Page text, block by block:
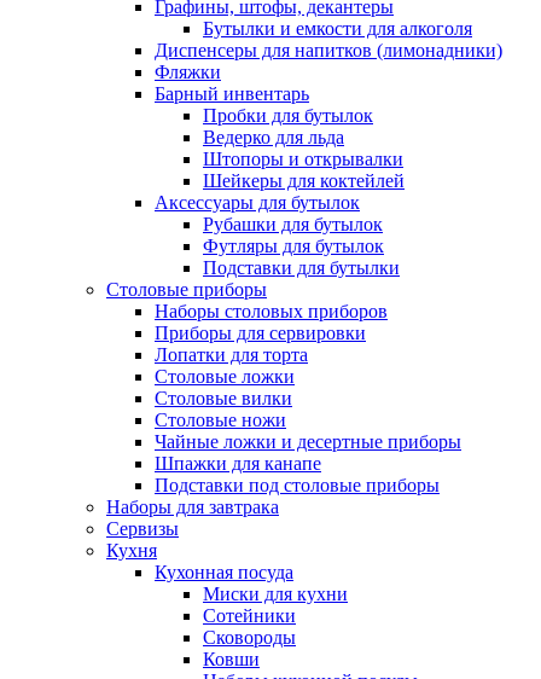
Графины, штофы, декантеры
Бутылки и емкости для алкоголя
Диспенсеры для напитков (лимонадники)
Фляжки
Барный инвентарь
Пробки для бутылок
Ведерко для льда
Штопоры и открывалки
Шейкеры для коктейлей
Аксессуары для бутылок
Рубашки для бутылок
Футляры для бутылок
Подставки для бутылки
Столовые приборы
Наборы столовых приборов
Приборы для сервировки
Лопатки для торта
Столовые ложки
Столовые вилки
Столовые ножи
Чайные ложки и десертные приборы
Шпажки для канапе
Подставки под столовые приборы
Наборы для завтрака
Сервизы
Кухня
Кухонная посуда
Миски для кухни
Сотейники
Сковороды
Ковши